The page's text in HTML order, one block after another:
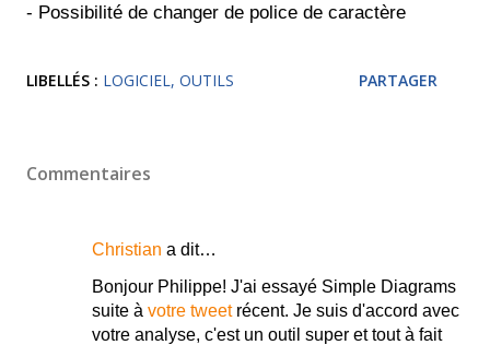
- Possibilité de changer de police de caractère
LIBELLÉS : LOGICIEL OUTILS PARTAGER
Commentaires
Christian a dit…
Bonjour Philippe! J'ai essayé Simple Diagrams
suite à votre tweetrécent. Je suis d'accord avec
votre analyse, c'est un outil super et tout à fait